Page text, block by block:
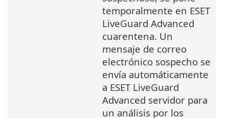
temporalmente en ESET
LiveGuard Advanced
cuarentena. Un
mensaje de correo
electrónico sospecho se
envía automáticamente
a ESET LiveGuard
Advanced servidor para
un análisis por los